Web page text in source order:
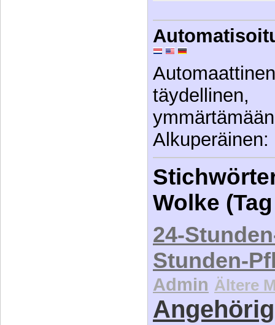
Alkuperäinen:
Wolke
24-
Stunden-
Admin Ältere